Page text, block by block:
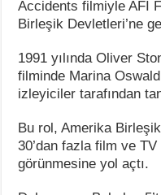
Accidents filmiyle AFI
Birleşik Devletleri’ne
1991 yılında Oliver
filminde Marina Oswald
izleyiciler tarafından
Bu rol, Amerika
30’dan fazla film ve
görünmesine yol açtı.